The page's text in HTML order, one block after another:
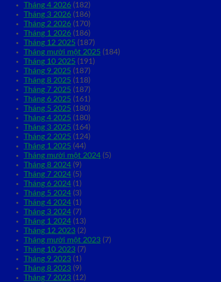
Tháng 4 2026 (182)
Tháng 3 2026 (186)
Tháng 2 2026 (170)
Tháng 1 2026 (186)
Tháng 12 2025 (187)
Tháng mười một 2025 (184)
Tháng 10 2025 (191)
Tháng 9 2025 (187)
Tháng 8 2025 (118)
Tháng 7 2025 (187)
Tháng 6 2025 (161)
Tháng 5 2025 (180)
Tháng 4 2025 (180)
Tháng 3 2025 (164)
Tháng 2 2025 (124)
Tháng 1 2025 (44)
Tháng mười một 2024 (5)
Tháng 8 2024 (9)
Tháng 7 2024 (5)
Tháng 6 2024 (1)
Tháng 5 2024 (3)
Tháng 4 2024 (1)
Tháng 3 2024 (7)
Tháng 1 2024 (13)
Tháng 12 2023 (2)
Tháng mười một 2023 (7)
Tháng 10 2023 (7)
Tháng 9 2023 (1)
Tháng 8 2023 (9)
Tháng 7 2023 (12)